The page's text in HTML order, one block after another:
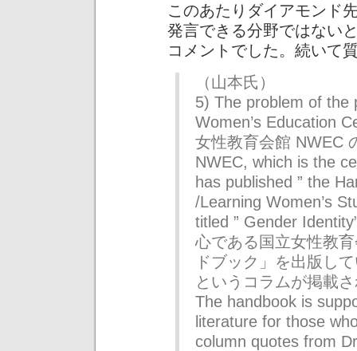
このあたりダイアモンド
発言できる分野ではない
コメントでした。続いて
（山本氏）
5) The problem of the
Women’s Education
女性教育会館 NWEC
NWEC, which is the
has published ” the
/Learning Women’s
titled ” Gender
心である国立女性教
ドブック」を出版し
というコラムが掲載
The handbook is
literature for those
column quotes from